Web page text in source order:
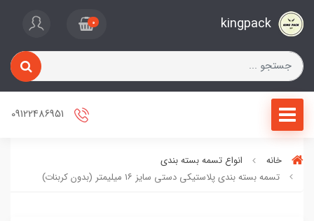
kingpack
0
خانه
انواع تسمه بسته بندی
تسمه بسته بندی پلاستیکی دستی سایز ۱۶ میلیمتر (بدون کربنات)